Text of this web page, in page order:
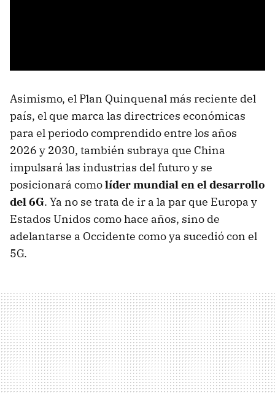
Asimismo, el Plan Quinquenal más reciente del
país, el que marca las directrices económicas
para el periodo comprendido entre los años
2026 y 2030, también subraya que China
impulsará las industrias del futuro y se
posicionará comolíder mundial en el desarrollo
del 6G. Ya no se trata de ir a la par que Europa y
Estados Unidos como hace años, sino de
adelantarse a Occidente como ya sucedió con el
5G.